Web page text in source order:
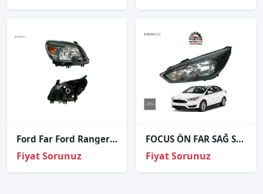
Ford Far Ford Ranger 10-12 Sağ (Motorsuz)
Fiyat Sorunuz
FOCUS ÖN FAR SAĞ SOL SİYAH / 2014 2015 2016 2017 2018
Fiyat Sorunuz